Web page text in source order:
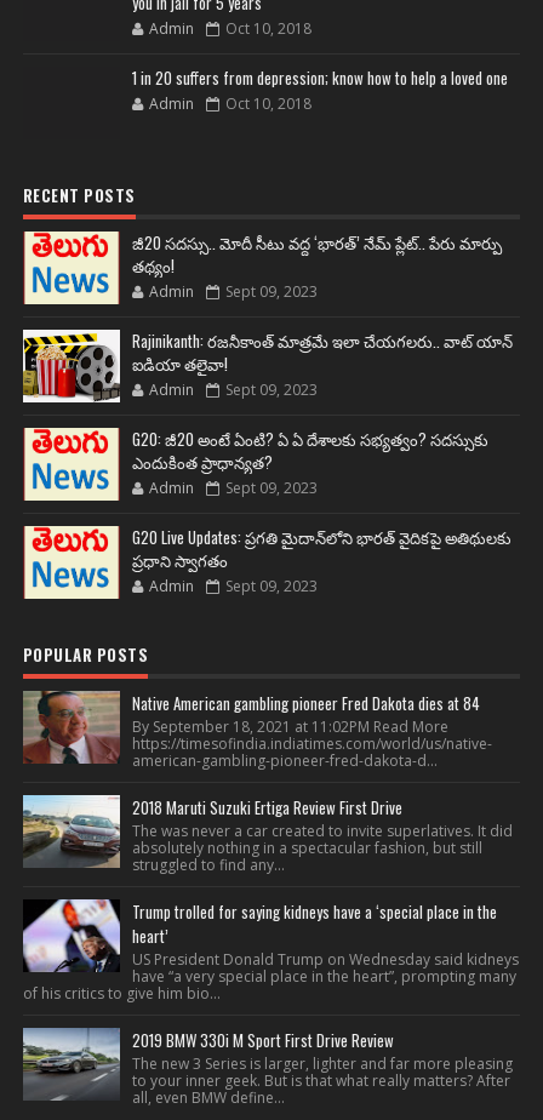
Admin Oct 10, 2018
1 in 20 suffers from depression; know how to help a loved one
Admin Oct 10, 2018
RECENT POSTS
జీ20 సదస్సు.. మోదీ సీటు వద్ద ‘భారత్’ నేమ్ ప్లేట్‌.. పేరు మార్పు
తథ్యం!
Admin Sept 09, 2023
Rajinikanth: రజనీకాంత్ మాత్రమే ఇలా చేయగలరు.. వాట్ యాన్
ఐడియా తలైవా!
Admin Sept 09, 2023
G20: జీ20 అంటే ఏంటి? ఏ ఏ దేశాలకు సభ్యత్వం? సదస్సుకు
ఎందుకింత ప్రాధాన్యత?
Admin Sept 09, 2023
G20 Live Updates: ప్రగతి మైదాన్‌లోని భారత్ వైదికపై అతిథులకు
ప్రధాని స్వాగతం
Admin Sept 09, 2023
POPULAR POSTS
Native American gambling pioneer Fred Dakota dies at 84
By September 18, 2021 at 11:02PM Read More
https://timesofindia.indiatimes.com/world/us/native-
american-gambling-pioneer-fred-dakota-d...
2018 Maruti Suzuki Ertiga Review First Drive
The was never a car created to invite superlatives. It did
absolutely nothing in a spectacular fashion, but still
struggled to find any...
Trump trolled for saying kidneys have a ‘special place in the
heart’
US President Donald Trump on Wednesday said kidneys
have “a very special place in the heart”, prompting many
of his critics to give him bio...
2019 BMW 330i M Sport First Drive Review
The new 3 Series is larger, lighter and far more pleasing
to your inner geek. But is that what really matters? After
all, even BMW define...